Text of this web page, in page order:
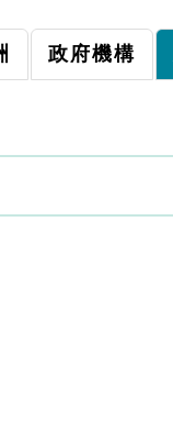
政府機構